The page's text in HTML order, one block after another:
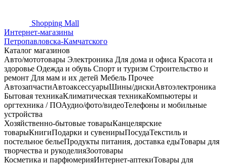
Shopping Mall
Интернет-магазины
Петропавловска-Камчатского
Каталог магазинов
Авто/мототовары Электроника Для дома и офиса Красота и
здоровье Одежда и обувь Спорт и туризм Строительство и
ремонт Для мам и их детей Мебель Прочее
АвтозапчастиАвтоаксессуарыШины/дискиАвтоэлектроника
Бытовая техникаКлиматическая техникаКомпьютеры и
оргтехника / ПОАудио/фото/видеоТелефоны и мобильные
устройства
Хозяйственно-бытовые товарыКанцелярские
товарыКнигиПодарки и сувенирыПосудаТекстиль и
постельное бельеПродукты питания, доставка едыТовары для
творчества и рукоделияЗоотовары
Косметика и парфюмерияИнтернет-аптекиТовары для